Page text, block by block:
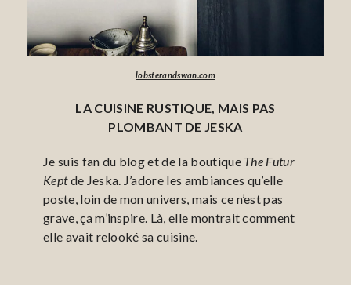
lobsterandswan.com
LA CUISINE RUSTIQUE, MAIS PAS
PLOMBANT DE JESKA
Je suis fan du blog et de la boutique The Futur
Keptde Jeska. J’adore les ambiances qu’elle
poste, loin de mon univers, mais ce n’est pas
grave, ça m’inspire. Là, elle montrait comment
elle avait relooké sa cuisine.